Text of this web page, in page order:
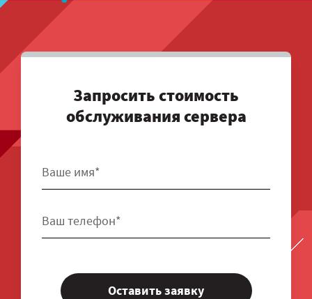
Запросить стоимость
обслуживания сервера
Оставить заявку